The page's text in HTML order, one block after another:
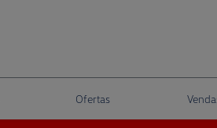
Ofertas